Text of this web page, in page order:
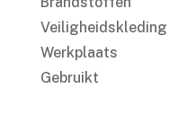
Veiligheidskleding
Werkplaats
Gebruikt